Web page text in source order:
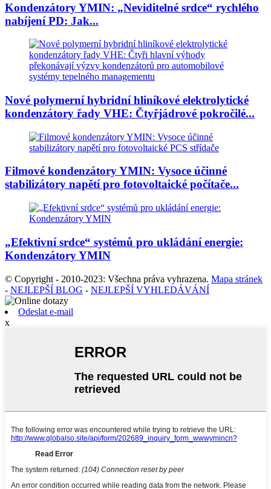
Kondenzátory YMIN: „Neviditelné srdce“ rychlého
nabíjení PD: Jak...
Nové polymerní hybridní hliníkové elektrolytické
kondenzátory řady VHE: Čtyřjádrové pokročilé...
Filmové kondenzátory YMIN: Vysoce účinné
stabilizátory napětí pro fotovoltaické počítače...
„Efektivní srdce“ systémů pro ukládání energie:
Kondenzátory YMIN
© Copyright - 2010-2023: Všechna práva vyhrazena. Mapa stránek
- NEJLEPŠÍ BLOG - NEJLEPŠÍ VYHLEDÁVÁNÍ
Odeslat e-mail
x